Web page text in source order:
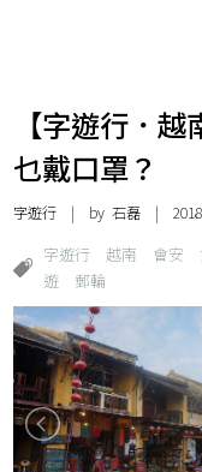
【字遊行．
乜戴口罩？
字遊行 | by石磊 |
字遊行 越南 會安
遊
郵輪